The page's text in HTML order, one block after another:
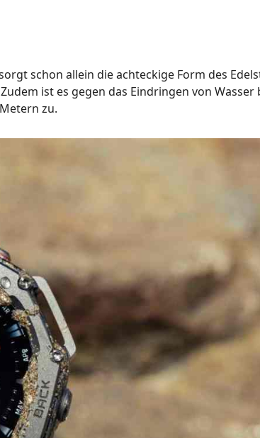
schon allein die achteckige Form des
ist es gegen das Eindringen von Wasser
zu.